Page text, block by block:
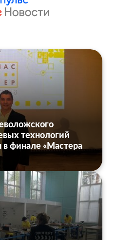
технологий
в финале «Мастера